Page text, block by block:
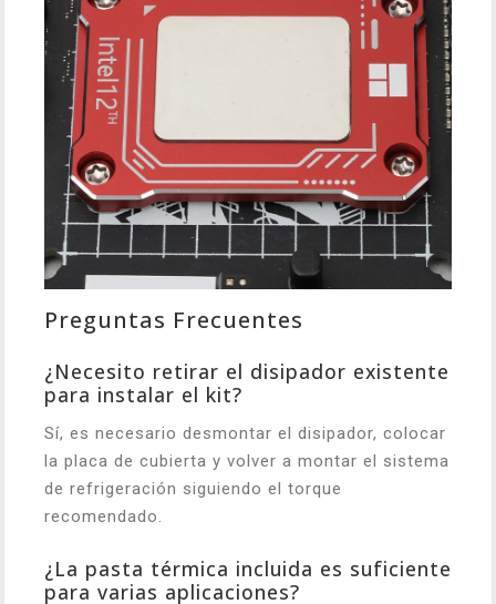
Preguntas Frecuentes
¿Necesito retirar el disipador existente
para instalar el kit?
Sí, es necesario desmontar el disipador, colocar
la placa de cubierta y volver a montar el sistema
de refrigeración siguiendo el torque
recomendado.
¿La pasta térmica incluida es suficiente
para varias aplicaciones?